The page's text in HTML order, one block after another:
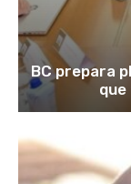
BC prepara